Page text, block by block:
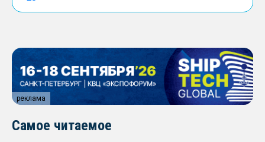
реклама
Самое читаемое